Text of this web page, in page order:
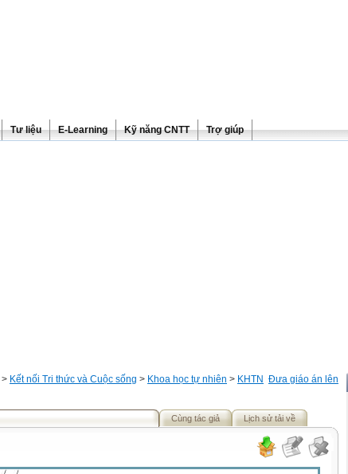
Tư liệu E-Learning Kỹ năng CNTT Trợ giúp
Đưa giáo án lên
> Kết nối Tri thức và Cuộc sống > Khoa học tự nhiên > KHTN
Cùng tác giả Lịch sử tải về